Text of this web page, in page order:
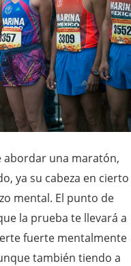
abordar una maratón,
ya su cabeza en cierto
mental. El punto de
la prueba te llevará a
fuerte mentalmente
también tiendo a